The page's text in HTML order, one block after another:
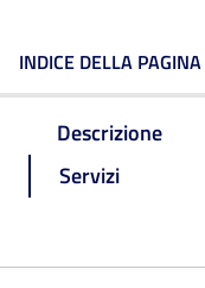
INDICE DELLA PAGINA
Descrizione
Servizi